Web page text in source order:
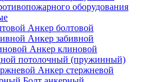
оборудования
Анкер болтовой
Анкер забивной
Анкер клиновой
потолочный (пружинный)
Анкер стержневой